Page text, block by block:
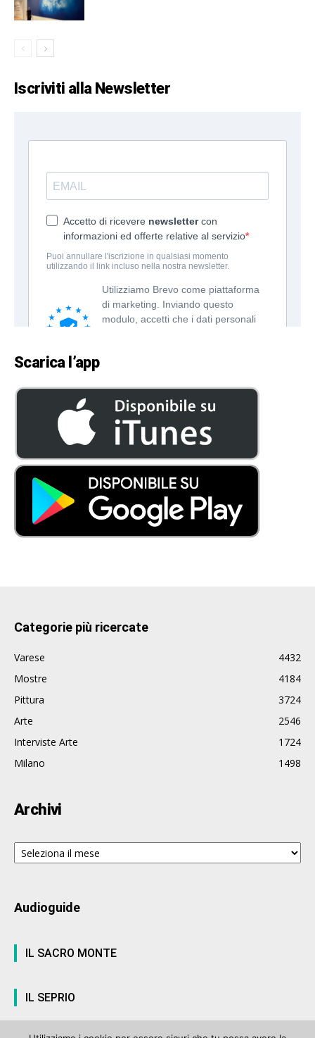
Iscriviti alla Newsletter
Scarica l’app
Categorie più ricercate
Varese
4432
Mostre
4184
Pittura
3724
Arte
2546
Interviste Arte
1724
Milano
1498
Archivi
Archivi
Audioguide
IL SACRO MONTE
IL SEPRIO